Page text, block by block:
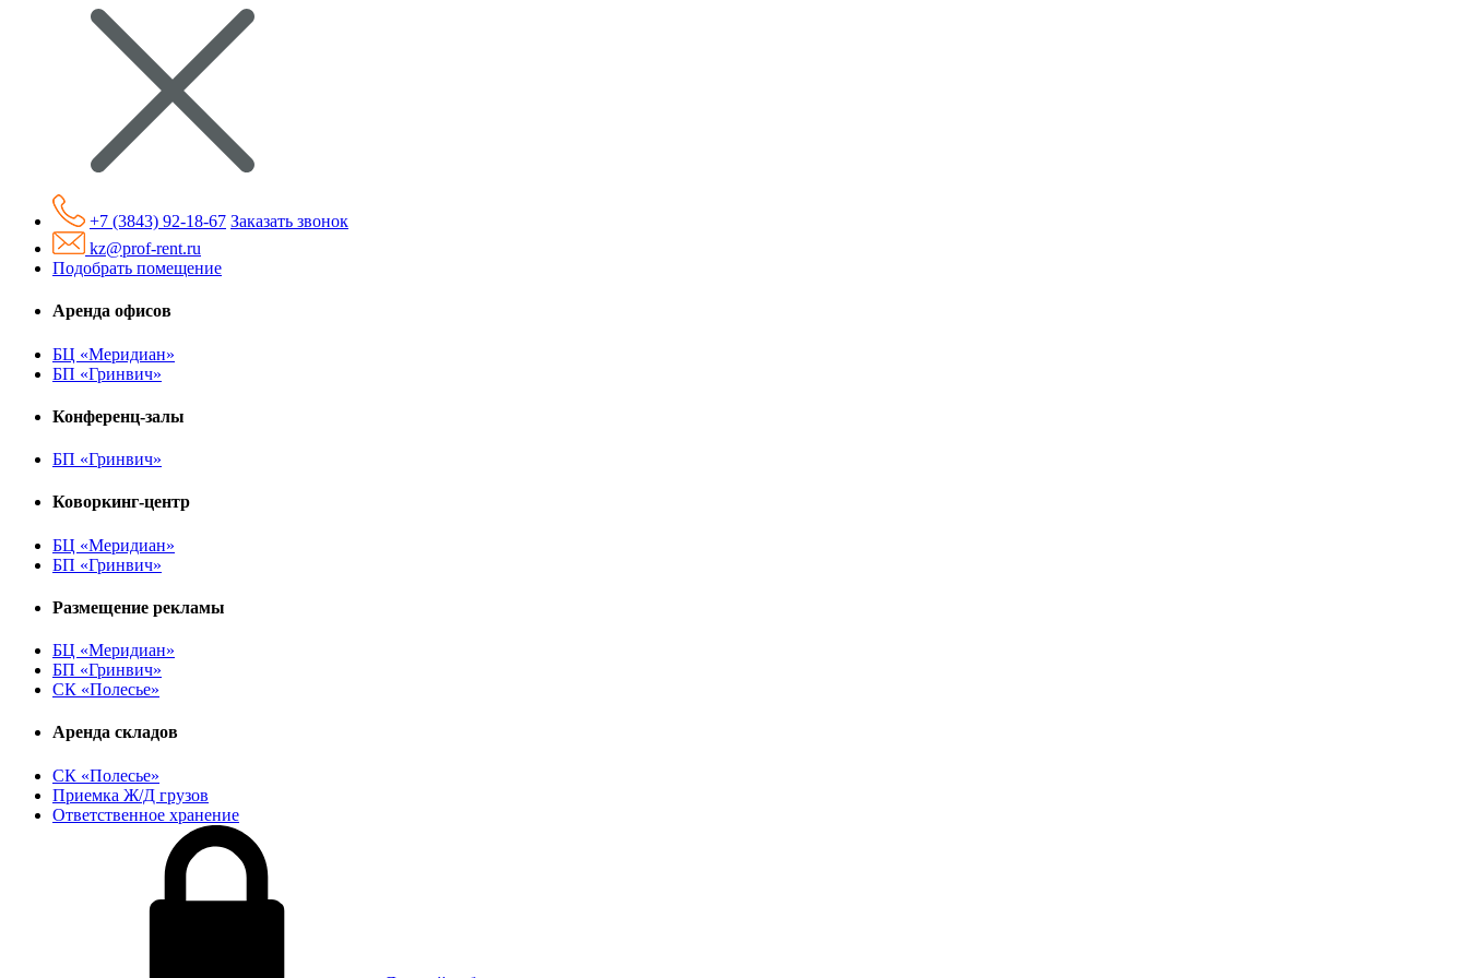
+7 (3843) 92-18-67 Заказать звонок
kz@prof-rent.ru
Подобрать помещение
Аренда офисов
БЦ «Меридиан»
БП «Гринвич»
Конференц-залы
БП «Гринвич»
Коворкинг-центр
БЦ «Меридиан»
БП «Гринвич»
Размещение рекламы
БЦ «Меридиан»
БП «Гринвич»
СК «Полесье»
Аренда складов
СК «Полесье»
Приемка Ж/Д грузов
Ответственное хранение